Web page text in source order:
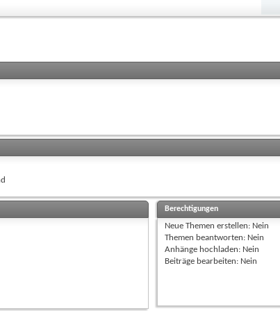
Berechtigungen
Neue Themen erstellen: Nein
Themen beantworten: Nein
Anhänge hochladen: Nein
Beiträge bearbeiten: Nein